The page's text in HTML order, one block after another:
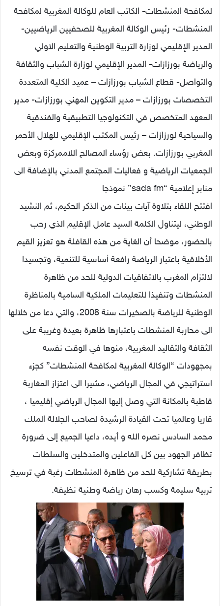
لمكافحة المنشطات- الكاتب العام للوكالة المغربية لمكافحة
المنشطات- رئيس الوكالة المغربية للصحفيين الرياضيين-
المدير الإقليمي لوزارة التربية الوطنية والتعليم الاولي
والرياضة بورزازات- المدير الإقليمي لوزارة الشباب والثقافة
والتواصل- قطاع الشباب بورزازات – عميد الكلية المتعددة
التخصصات بورزازات – مدير التكوين المهني بورزازات- مدير
المعهد المتخصص في التكنولوجيا التطبيقية والفندقية
والسياحية لورزازات – رئيس المكتب الإقليمي للهلال الأحمر
المغربي بورزازات. بعض رؤساء المصالح اللاممركزة وبعض
الجمعيات الرياضية و فعاليات المجتمع المدني بالإضافة الى
منابر إعلامية “sada fm” نموذجا
افتتح اللقاء بتلاوة آيات بينات من الذكر الحكيم، ثم النشيد
الوطني، ليتناول الكلمة السيد عامل الإقليم الذي رحب
بالحضور، موضحا أن الغاية من هذه القافلة هو تعزيز القيم
الأخلاقية باعتبار الرياضة رافعة أساسية للتنمية، وتجسيدا
لالتزام المغرب بالاتفاقيات الدولية للحد من ظاهرة
المنشطات وتنفيذا للتعليمات الملكية السامية بالمناظرة
الوطنية للرياضة بالصخيرات سنة 2008، والتي دعا من خلالها
الى محاربة المنشطات باعتبارها ظاهرة بعيدة وغريبة على
الثقافة والتقاليد المغربية، منوها في الوقت نفسه
بمجهودات “الوكالة المغربية لمكافحة المنشطات” كجزء
استراتيجي في المجال الرياضي، مشيرا الى اعتزاز المغاربة
قاطبة بالمكانة التي وصل إليها المجال الرياضي إقليميا ،
قاريا وعالميا تحت القيادة الرشيدة لصاحب الجلالة الملك
محمد السادس نصره الله و أيده، داعيا الجميع إلى ضرورة
تظافر الجهود بين كل الفاعلين والمتدخلين والسلطات
بطريقة تشاركية للحد من ظاهرة المنشطات رغبة في ترسيخ
تربية سليمة وكسب رهان رياضة وطنية نظيفة.